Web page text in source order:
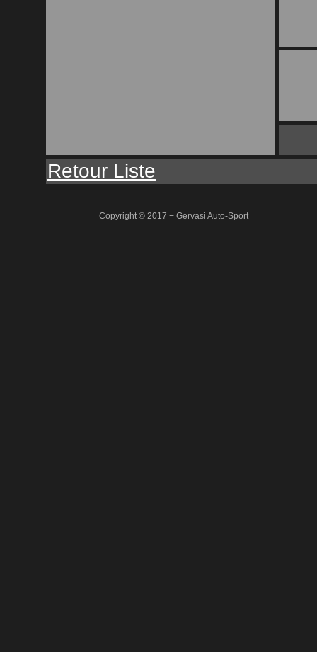
Retour Liste
Copyright © 2017 − Gervasi Auto-Sport